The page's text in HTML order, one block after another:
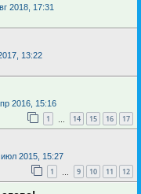
2018, 17:31
13:22
2016, 15:16
1 14 15 16 17
2015, 15:27
1 9 10 11 12